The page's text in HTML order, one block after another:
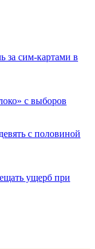
за сим-картами в
с выборов
с половиной
ущерб при